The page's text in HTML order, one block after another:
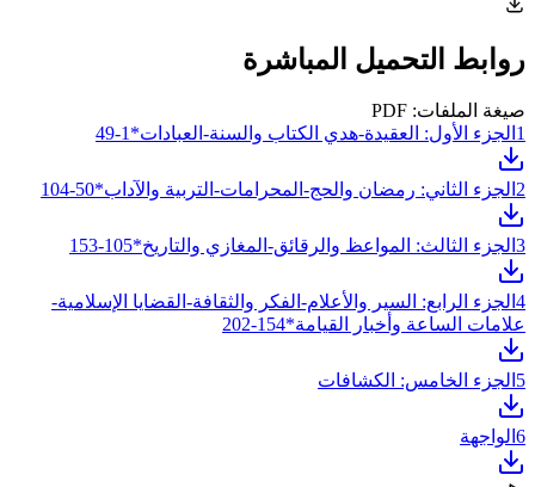
روابط التحميل المباشرة
صيغة الملفات: PDF
1 الجزء الأول: العقيدة-هدي الكتاب والسنة-العبادات*1-49
2 الجزء الثاني: رمضان والحج-المحرامات-التربية والآداب*50-104
3 الجزء الثالث: المواعظ والرقائق-المغازي والتاريخ*105-153
4 الجزء الرابع: السير والأعلام-الفكر والثقافة-القضايا الإسلامية-
علامات الساعة وأخبار القيامة*154-202
5 الجزء الخامس: الكشافات
6 الواجهة